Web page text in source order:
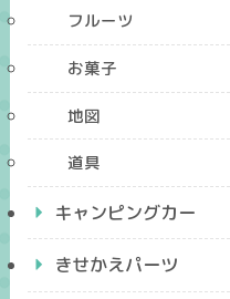
フルーツ
お菓子
地図
道具
キャンピングカー
きせかえパーツ